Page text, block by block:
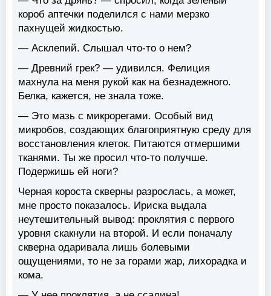
короб аптечки поделился с нами мерзко
пахнущей жидкостью.
— Асклепий. Слышал что-то о нем?
— Древний грек? — удивился. Фелиция
махнула на меня рукой как на безнадежного.
Белка, кажется, не знала тоже.
— Это мазь с микрорегами. Особый вид
микробов, создающих благоприятную среду для
восстановления клеток. Питаются отмершими
тканями. Ты же просил что-то получше.
Подержишь ей ноги?
Черная короста скверны разрослась, а может,
мне просто показалось. Ириска выдала
неутешительный вывод: проклятия с первого
уровня скакнули на второй. И если поначалу
скверна одаривала лишь болевыми
ощущениями, то не за горами жар, лихорадка и
кома.